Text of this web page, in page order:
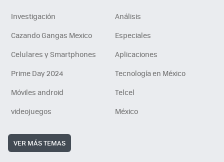
Investigación
Análisis
Cazando Gangas Mexico
Especiales
Celulares y Smartphones
Aplicaciones
Prime Day 2024
Tecnología en México
Móviles android
Telcel
videojuegos
México
VER MÁS TEMAS